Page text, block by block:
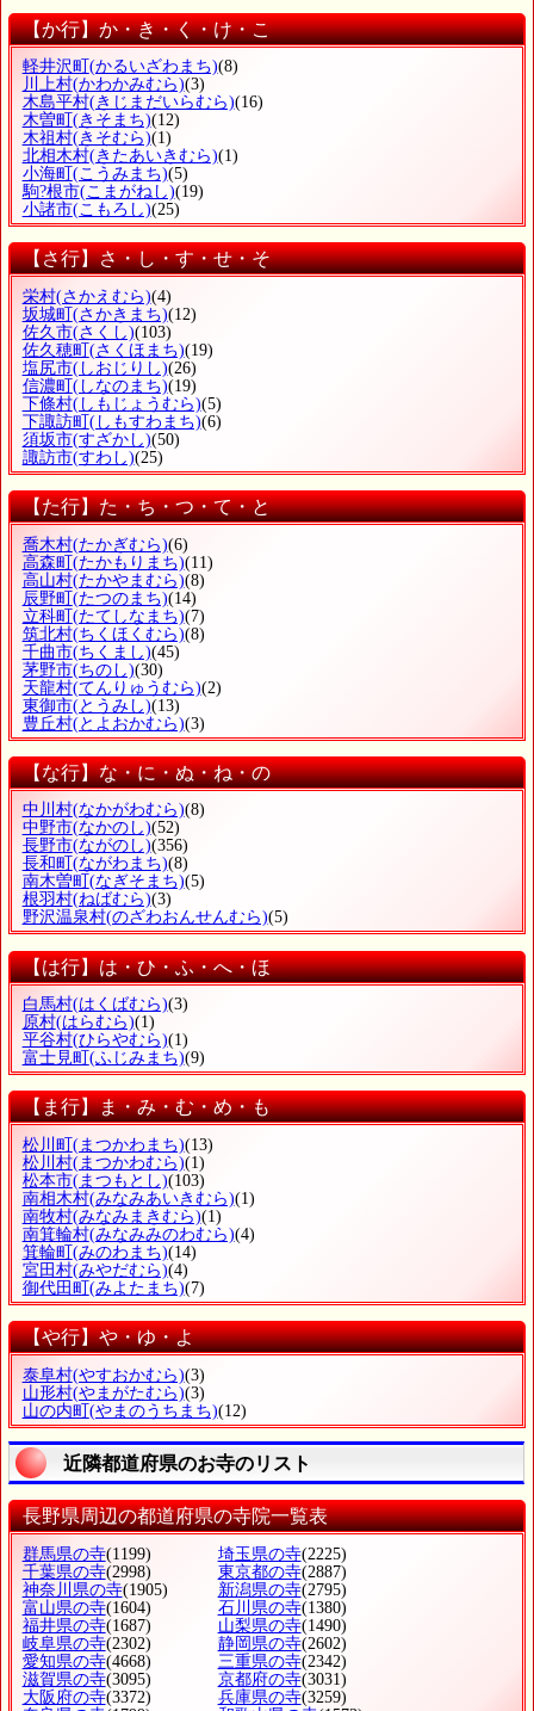
【か行】か・き・く・け・こ
軽井沢町 (かるいざわまち)(8)
川上村(かわかみむら)(3)
木島平村(きじまだいらむら)(16)
木曽町 (きそまち)(12)
木祖村(きそむら)(1)
北相木村(きたあいきむら)(1)
小海町 (こうみまち)(5)
駒?根市(こまがねし)(19)
小諸市(こもろし)(25)
【さ行】さ・し・す・せ・そ
栄村(さかえむら)(4)
坂城町 (さかきまち)(12)
佐久市(さくし)(103)
佐久穂町 (さくほまち)(19)
塩尻市(しおじりし)(26)
信濃町 (しなのまち)(19)
下條村(しもじょうむら)(5)
下諏訪町 (しもすわまち)(6)
須坂市(すざかし)(50)
諏訪市(すわし)(25)
【た行】た・ち・つ・て・と
喬木村(たかぎむら)(6)
高森町(たかもりまち)(11)
高山村(たかやまむら)(8)
辰野町(たつのまち)(14)
立科町(たてしなまち)(7)
筑北村(ちくほくむら)(8)
千曲市(ちくまし)(45)
茅野市(ちのし)(30)
天龍村(てんりゅうむら)(2)
東御市(とうみし)(13)
豊丘村(とよおかむら)(3)
【な行】な・に・ぬ・ね・の
中川村(なかがわむら)(8)
中野市(なかのし)(52)
長野市(ながのし)(356)
長和町 (ながわまち)(8)
南木曽町 (なぎそまち)(5)
根羽村(ねばむら)(3)
野沢温泉村(のざわおんせんむら)(5)
【は行】は・ひ・ふ・へ・ほ
白馬村(はくばむら)(3)
原村(はらむら)(1)
平谷村(ひらやむら)(1)
富士見町 (ふじみまち)(9)
【ま行】ま・み・む・め・も
松川町 (まつかわまち)(13)
松川村(まつかわむら)(1)
松本市(まつもとし)(103)
南相木村(みなみあいきむら)(1)
南牧村(みなみまきむら)(1)
南箕輪村(みなみみのわむら)(4)
箕輪町 (みのわまち)(14)
宮田村(みやだむら)(4)
御代田町 (みよたまち)(7)
【や行】や・ゆ・よ
泰阜村(やすおかむら)(3)
山形村(やまがたむら)(3)
山の内町(やまのうちまち)(12)
近隣都道府県のお寺のリスト
長野県周辺の都道府県の寺院一覧表
群馬県の寺(1199) 埼玉県の寺(2225)
千葉県の寺(2998) 東京都の寺(2887)
神奈川県の寺(1905) 新潟県の寺(2795)
富山県の寺(1604) 石川県の寺(1380)
福井県の寺(1687) 山梨県の寺(1490)
岐阜県の寺(2302) 静岡県の寺(2602)
愛知県の寺(4668) 三重県の寺(2342)
滋賀県の寺(3095) 京都府の寺(3031)
大阪府の寺(3372) 兵庫県の寺(3259)